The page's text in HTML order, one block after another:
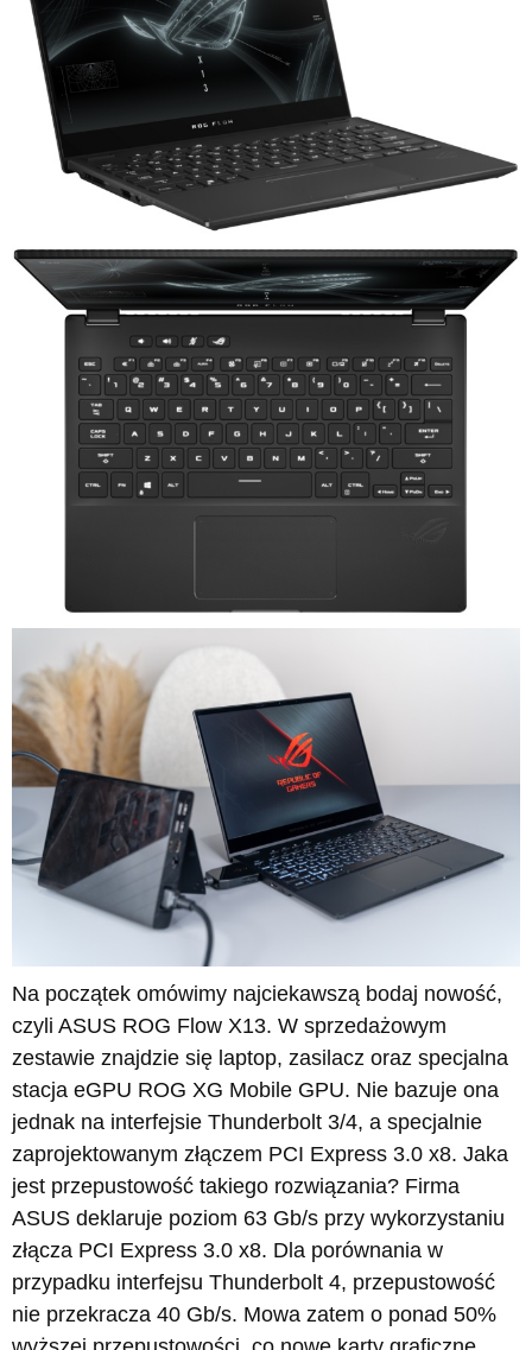
Na początek omówimy najciekawszą bodaj nowość,
czyli ASUS ROG Flow X13. W sprzedażowym
zestawie znajdzie się laptop, zasilacz oraz specjalna
stacja eGPU ROG XG Mobile GPU. Nie bazuje ona
jednak na interfejsie Thunderbolt 3/4, a specjalnie
zaprojektowanym złączem PCI Express 3.0 x8. Jaka
jest przepustowość takiego rozwiązania? Firma
ASUS deklaruje poziom 63 Gb/s przy wykorzystaniu
złącza PCI Express 3.0 x8. Dla porównania w
przypadku interfejsu Thunderbolt 4, przepustowość
nie przekracza 40 Gb/s. Mowa zatem o ponad 50%